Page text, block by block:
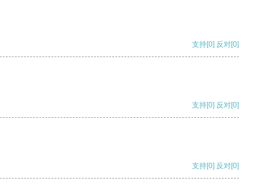
支持[0] 反对[0]
支持[0] 反对[0]
支持[0] 反对[0]